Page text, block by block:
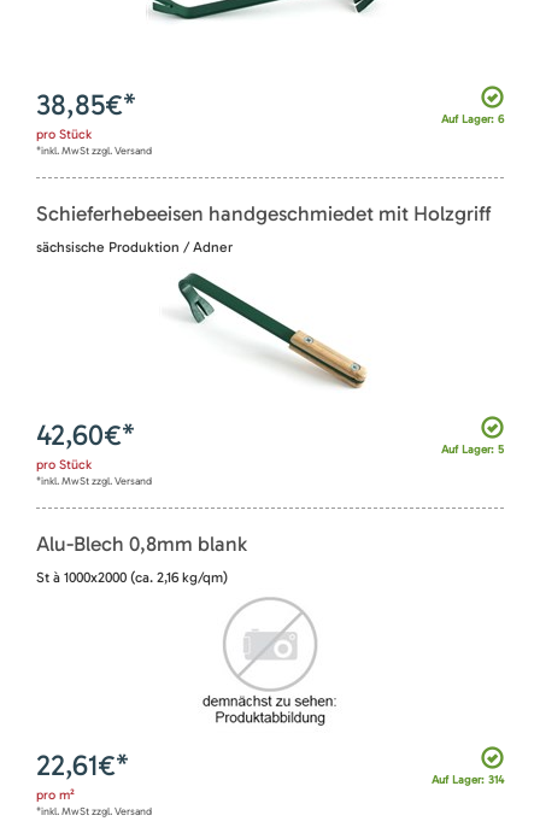
Auf Lager: 6
38,85€*
pro Stück
*inkl. MwSt zzgl. Versand
Schieferhebeeisen handgeschmiedet mit Holzgriff
sächsische Produktion / Adner
Auf Lager: 5
42,60€*
pro Stück
*inkl. MwSt zzgl. Versand
Alu-Blech 0,8mm blank
St à 1000x2000 (ca. 2,16 kg/qm)
Auf Lager: 314
22,61€*
pro m²
*inkl. MwSt zzgl. Versand